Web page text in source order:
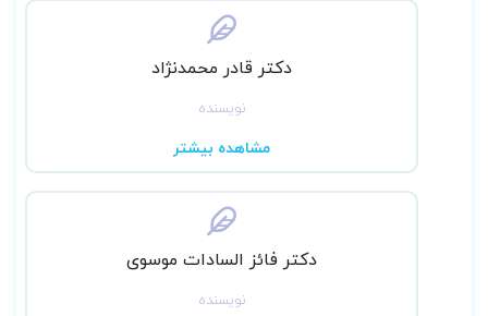
دکتر قادر محمدنژاد
نویسنده
مشاهده بیشتر
دکتر فائز السادات موسوی
نویسنده